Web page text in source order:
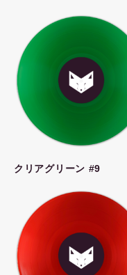
クリアグリーン #9